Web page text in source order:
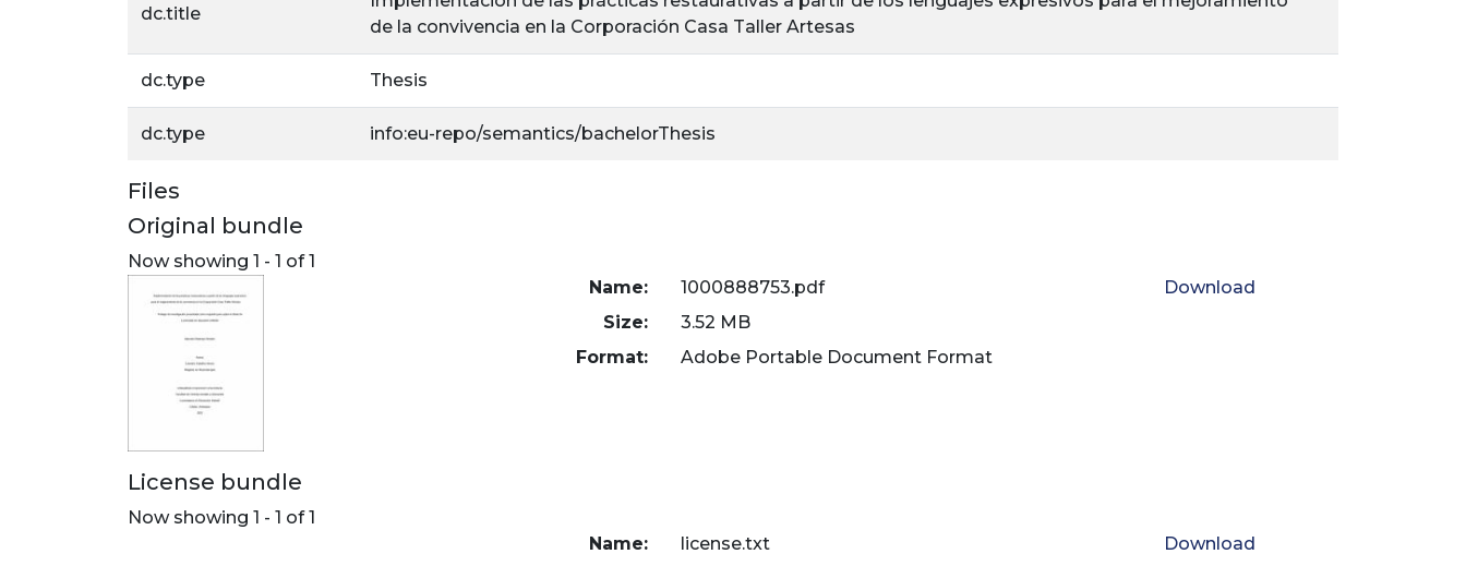
dc.title
de la convivencia en la Corporación Casa Taller Artesas
dc.type Thesis
dc.type info:eu-repo/semantics/bachelorThesis
Files
Original bundle
Now showing 1 - 1 of 1
Name:
1000888753.pdf
Size:
3.52 MB
Format:
Adobe Portable Document Format
Download
License bundle
Now showing 1 - 1 of 1
Name:
license.txt
Download